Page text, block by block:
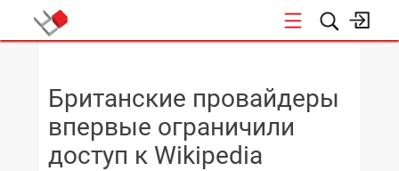
Британские провайдеры
впервые ограничили
доступ к Wikipedia